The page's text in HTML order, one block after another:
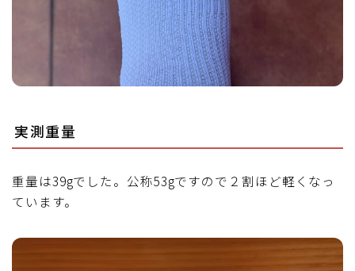
実測重量
重量は39gでした。公称53gですので２割ほど軽くなっ
ています。